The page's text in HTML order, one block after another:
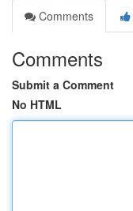
Comments
Comments
Submit a Comment
No HTML